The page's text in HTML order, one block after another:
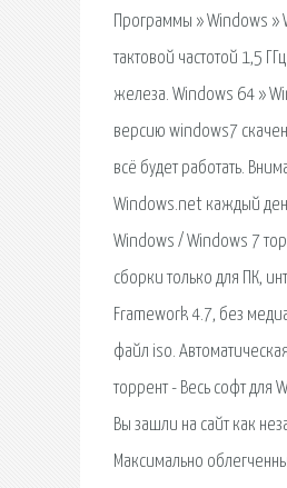
Программы » Windows
тактовой частотой 1,5
железа. Windows 64 »
версию windows7
всё будет работать.
Windows.net каждый
Windows / Windows 7
сборки только для ПК,
Framework 4.7, без
файл iso.
торрент - Весь софт
Вы зашли на сайт как
Максимально